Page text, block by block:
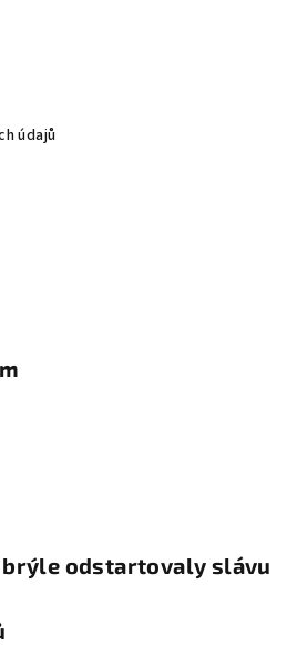
údajů
odstartovaly slávu